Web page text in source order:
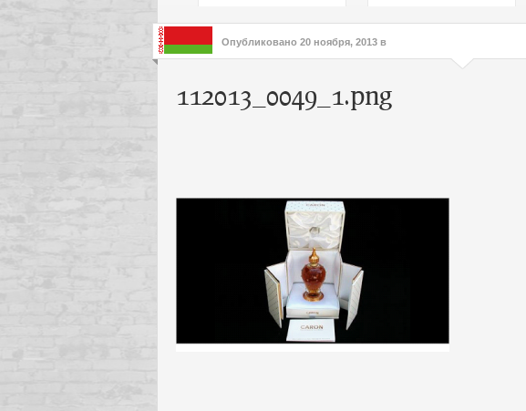
интересов клиентов
Опубликовано 20 ноября, 2013 в
112013_0049_1.png